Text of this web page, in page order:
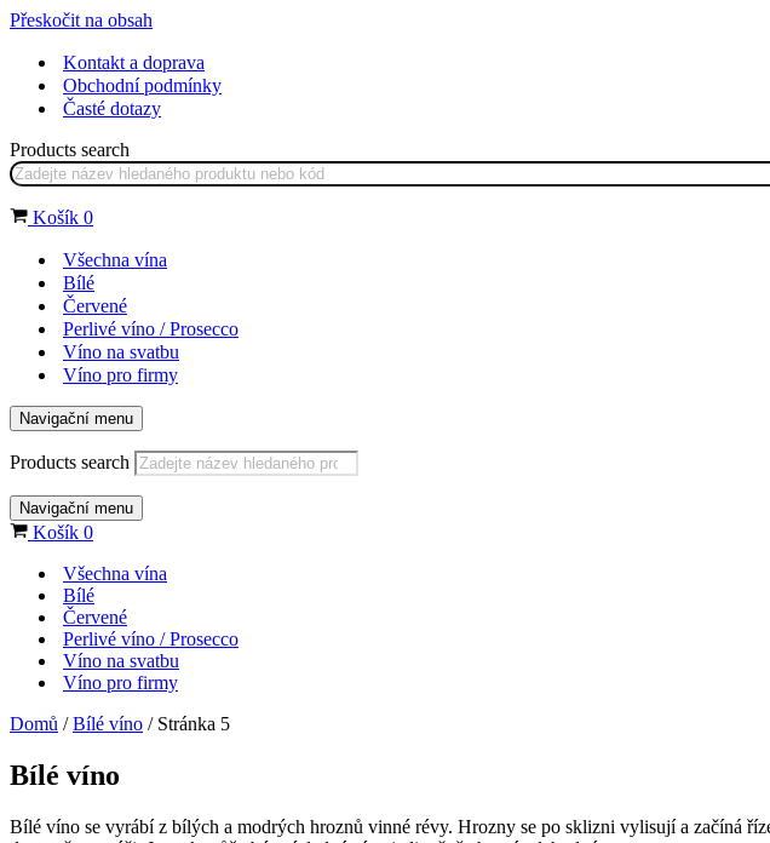
Přeskočit na obsah
Kontakt a doprava
Obchodní podmínky
Časté dotazy
Products search
Košík 0
Všechna vína
Bílé
Červené
Perlivé víno / Prosecco
Víno na svatbu
Víno pro firmy
Navigační menu
Products search
Navigační menu
Košík 0
Všechna vína
Bílé
Červené
Perlivé víno / Prosecco
Víno na svatbu
Víno pro firmy
Domů /Bílé víno / Stránka 5
Bílé víno
Bílé víno se vyrábí z bílých a modrých hroznů vinné révy. Hrozny se po sklizni vylisují a začíná